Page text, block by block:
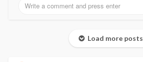
Load more posts